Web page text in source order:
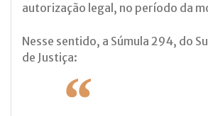
autorização legal, no período da
Nesse sentido, a Súmula 294, do
de Justiça: